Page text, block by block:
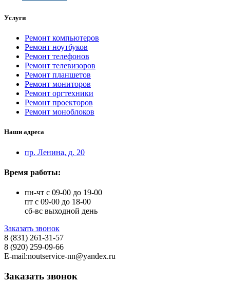
Услуги
Ремонт компьютеров
Ремонт ноутбуков
Ремонт телефонов
Ремонт телевизоров
Ремонт планшетов
Ремонт мониторов
Ремонт оргтехники
Ремонт проекторов
Ремонт моноблоков
Наши адреса
пр. Ленина, д. 20
Время работы:
пн-чт с 09-00 до 19-00
пт с 09-00 до 18-00
сб-вс выходной день
Заказать звонок
8 (831) 261-31-57
8 (920) 259-09-66
E-mail:noutservice-nn@yandex.ru
Заказать звонок